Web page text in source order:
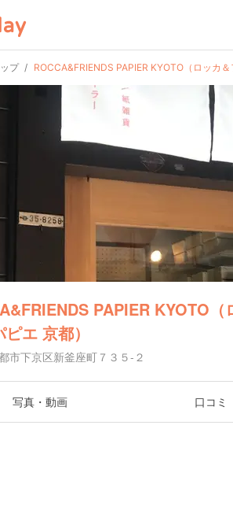
プ ROCCA&FRIENDS PAPIER KYOTO（ロッカ＆
PAPIER KYOTO（
エ 京都）
市下京区新釜座町７３５-２
写真・動画 口コミ